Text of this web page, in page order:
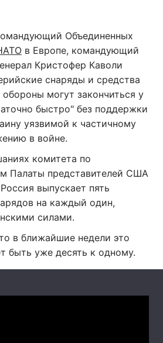
Объединенных
в Европе, командующий
Кристофер Каволи
снаряды и средства
могут закончиться у
быстро" без поддержки
уязвимой к частичному
в войне.
комитета по
Палаты представителей США
выпускает пять
на каждый один,
силами.
в ближайшие недели это
быть уже десять к одному.